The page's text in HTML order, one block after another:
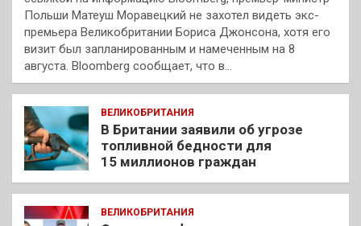
Польши Матеуш Моравецкий не захотел видеть экс-
премьера Великобритании Бориса Джонсона, хотя его
визит был запланированным и намеченным на 8
августа. Bloomberg сообщает, что в…
ВЕЛИКОБРИТАНИЯ
В Британии заявили об угрозе
топливной бедности для
15 миллионов граждан
ВЕЛИКОБРИТАНИЯ